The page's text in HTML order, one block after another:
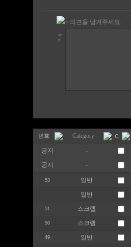
~의견을 남겨주세요.
■
▼
번호 Category C
공지 -
공지
-
53 일반
일반
51 스크랩
50 스크랩
49 일반